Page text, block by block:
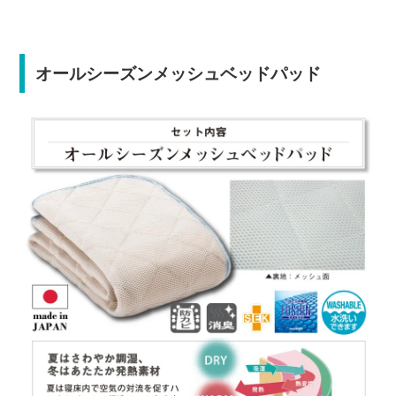
オールシーズンメッシュベッドパッド